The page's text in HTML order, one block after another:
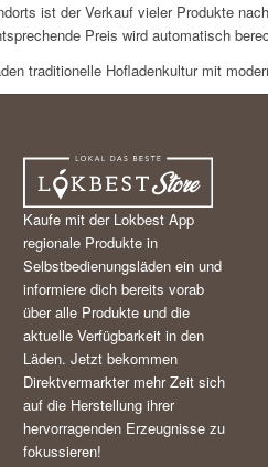
ist der Verkauf vieler Produkte
Preis wird automatisch
traditionelle Hofladenkultur mit
Kaufe mit der Lokbest App
regionale Produkte in
Selbstbedienungsläden ein und
informiere dich bereits vorab
über alle Produkte und die
aktuelle Verfügbarkeit in den
Läden. Jetzt bekommen
Direktvermarkter mehr Zeit sich
auf die Herstellung ihrer
hervorragenden Erzeugnisse zu
fokussieren!